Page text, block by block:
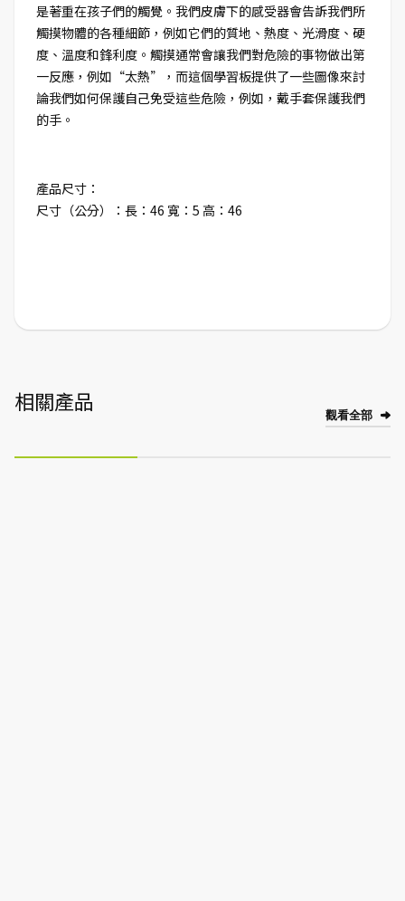
是著重在孩子們的觸覺。我們皮膚下的感受器會告訴我們所
觸摸物體的各種細節，例如它們的質地、熱度、光滑度、硬
度、溫度和鋒利度。觸摸通常會讓我們對危險的事物做出第
一反應，例如“太熱”，而這個學習板提供了一些圖像來討
論我們如何保護自己免受這些危險，例如，戴手套保護我們
的手。
產品尺寸：
尺寸（公分）：長：46 寬：5 高：46
相關產品 觀看全部